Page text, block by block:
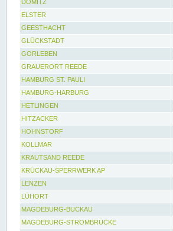
DÖMITZ
ELSTER
GEESTHACHT
GLÜCKSTADT
GORLEBEN
GRAUERORT REEDE
HAMBURG ST. PAULI
HAMBURG-HARBURG
HETLINGEN
HITZACKER
HOHNSTORF
KOLLMAR
KRAUTSAND REEDE
KRÜCKAU-SPERRWERK AP
LENZEN
LÜHORT
MAGDEBURG-BUCKAU
MAGDEBURG-STROMBRÜCKE